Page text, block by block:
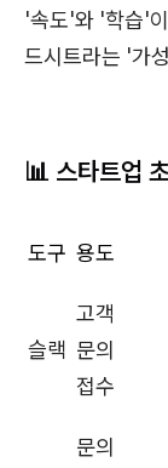
'속도'와 '학습'
드시트라는 '가
📊 스타트업
도구 용도
슬랙
고객
문의
접수
문의